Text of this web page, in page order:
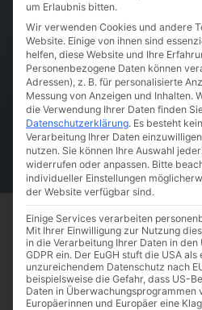
Bioreactors with
Accessories
um Erlaubnis bitten.
Wir verwenden Cookies und andere
Website. Einige von ihnen sind
helfen, diese Website und Ihre
Personenbezogene Daten können
Adressen), z. B. für personalisierte
Messung von Anzeigen und Inhalten.
die Verwendung Ihrer Daten finden
Datenschutzerklärung. Es besteht
Verarbeitung Ihrer Daten
nutzen. Sie können Ihre Auswahl
widerrufen oder anpassen. Bitte
individueller Einstellungen
der Website verfügbar sind.
Einige Services verarbeiten
Mit Ihrer Einwilligung zur Nutzung
in die Verarbeitung Ihrer Daten in den
GDPR ein. Der EuGH stuft die USA
unzureichendem Datenschutz nach
beispielsweise die Gefahr, dass US-
Daten in Überwachungsprogrammen
Europäerinnen und Europäer eine